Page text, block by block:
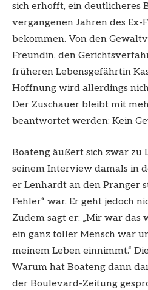
sich erhofft, ein deutlicheres
vergangenen Jahren des Ex-
bekommen. Von den
Freundin, den
früheren Lebensgefährtin
Hoffnung wird allerdings
Der Zuschauer bleibt mit
beantwortet werden: Kein
Boateng äußert sich zwar
seinem Interview damals in
er Lenhardt an den Pranger
Fehler“ war. Er geht jedoch
Zudem sagt er: „Mir war das
ein ganz toller Mensch war
meinem Leben einnimmt.“
Warum hat Boateng dann
der Boulevard-Zeitung